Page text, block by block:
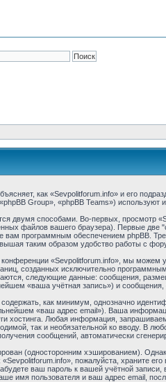
как «Sevpolitforum.info» и его
Group», «phpBB Teams»)
двумя способами. Во-первых, просмотр
файлов вашего браузера). Первые две
вам программным обеспечением phpBB.
таким образом удобство работы с
«Sevpolitforum.info», мы можем
созданных исключительно
следующие данные: сообщения,
«ваша учётная запись») и
содержать, как минимум, однозначно
«ваш адрес email»). Ваша
хостинга. Любая информация,
так и необязательной ко вводу. В
сообщений, автоматически
(односторонним хэшированием).
пожалуйста, храните
ваш пароль к вашей учётной
имя пользователя и ваш адрес email,